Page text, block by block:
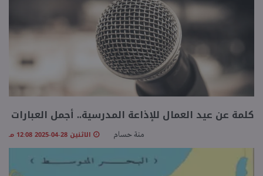
كلمة عن عيد العمال للإذاعة المدرسية.. أجمل العبارات
منة حسام الاثنين 28-04-2025 12:08 مـ